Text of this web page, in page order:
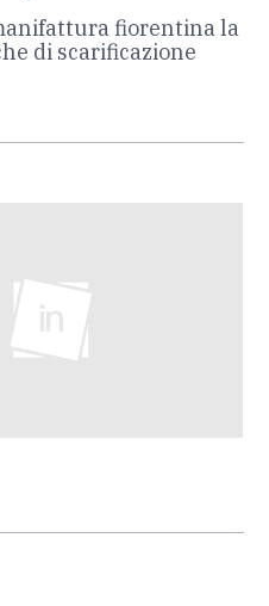
fiorentina la
di scarificazione